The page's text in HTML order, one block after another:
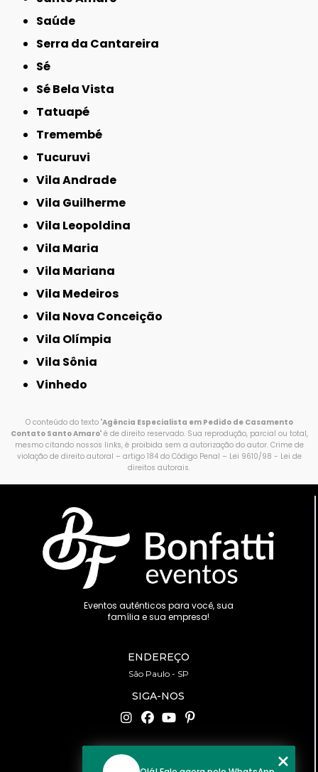
Saúde
Serra da Cantareira
Sé
Sé Bela Vista
Tatuapé
Tremembé
Tucuruvi
Vila Andrade
Vila Guilherme
Vila Leopoldina
Vila Maria
Vila Mariana
Vila Medeiros
Vila Nova Conceição
Vila Olímpia
Vila Sônia
Vinhedo
O conteúdo do texto "Agência Especialista em Pedido de Casamento
Contato Santo Amaro" é de direito reservado. Sua reprodução, parcial ou total,
mesmo citando nossos links, é proibida sem a autorização do autor. Crime de
violação de direito autoral – artigo 184 do Código Penal – Lei 9610/98 - Lei de
direitos autorais.
Eventos autênticos para você, sua
família e sua empresa!
ENDEREÇO
São Paulo - SP
SIGA-NOS
CONTATO